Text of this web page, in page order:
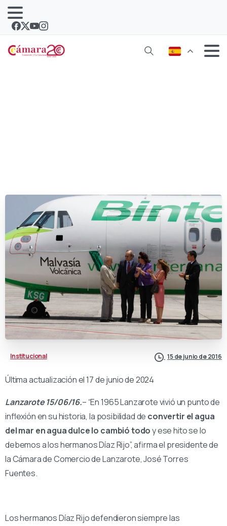
Institucional 15 de junio de 2016
Última actualización el 17 de junio de 2024
Lanzarote 15/06/16.– “En 1965 Lanzarote vivió un punto de
inflexión en su historia, la posibilidad de convertir el agua
del mar en agua dulce lo cambió todoy ese hito se lo
debemos a los hermanos Díaz Rijo”, afirma el presidente de
la Cámara de Comercio de Lanzarote, José Torres
Fuentes.
Los hermanos Díaz Rijo defendieron siempre las